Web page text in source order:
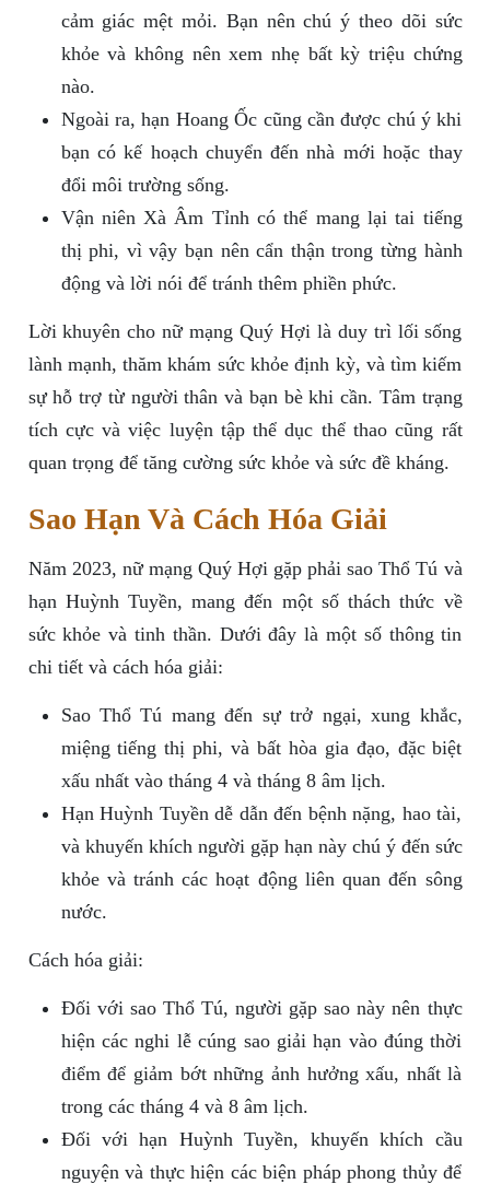
cảm giác mệt mỏi. Bạn nên chú ý theo dõi sức
khỏe và không nên xem nhẹ bất kỳ triệu chứng
nào.
Ngoài ra, hạn Hoang Ốc cũng cần được chú ý khi
bạn có kế hoạch chuyển đến nhà mới hoặc thay
đổi môi trường sống.
Vận niên Xà Âm Tỉnh có thể mang lại tai tiếng
thị phi, vì vậy bạn nên cẩn thận trong từng hành
động và lời nói để tránh thêm phiền phức.
Lời khuyên cho nữ mạng Quý Hợi là duy trì lối sống
lành mạnh, thăm khám sức khỏe định kỳ, và tìm kiếm
sự hỗ trợ từ người thân và bạn bè khi cần. Tâm trạng
tích cực và việc luyện tập thể dục thể thao cũng rất
quan trọng để tăng cường sức khỏe và sức đề kháng.
Sao Hạn Và Cách Hóa Giải
Năm 2023, nữ mạng Quý Hợi gặp phải sao Thổ Tú và
hạn Huỳnh Tuyền, mang đến một số thách thức về
sức khỏe và tinh thần. Dưới đây là một số thông tin
chi tiết và cách hóa giải:
Sao Thổ Tú mang đến sự trở ngại, xung khắc,
miệng tiếng thị phi, và bất hòa gia đạo, đặc biệt
xấu nhất vào tháng 4 và tháng 8 âm lịch.
Hạn Huỳnh Tuyền dễ dẫn đến bệnh nặng, hao tài,
và khuyến khích người gặp hạn này chú ý đến sức
khỏe và tránh các hoạt động liên quan đến sông
nước.
Cách hóa giải:
Đối với sao Thổ Tú, người gặp sao này nên thực
hiện các nghi lễ cúng sao giải hạn vào đúng thời
điểm để giảm bớt những ảnh hưởng xấu, nhất là
trong các tháng 4 và 8 âm lịch.
Đối với hạn Huỳnh Tuyền, khuyến khích cầu
nguyện và thực hiện các biện pháp phong thủy để